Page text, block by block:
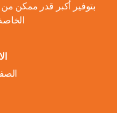
بتوفير أكبر قدر ممكن من